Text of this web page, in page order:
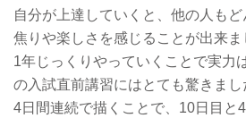
自分が上達していくと、他の人も
焦りや楽しさを感じることが出来ま
1年じっくりやっていくことで実力
の入試直前講習にはとても驚きまし
4日間連続で描くことで、10日目と